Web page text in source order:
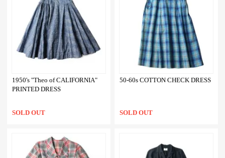
1950's "Theo of CALIFORNIA"
PRINTED DRESS
SOLD OUT
50-60s COTTON CHECK DRESS
SOLD OUT